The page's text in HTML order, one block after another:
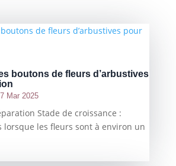
boutons de fleurs d’arbustives
7 Mar 2025
Stade de croissance :
lorsque les fleurs sont à environ un